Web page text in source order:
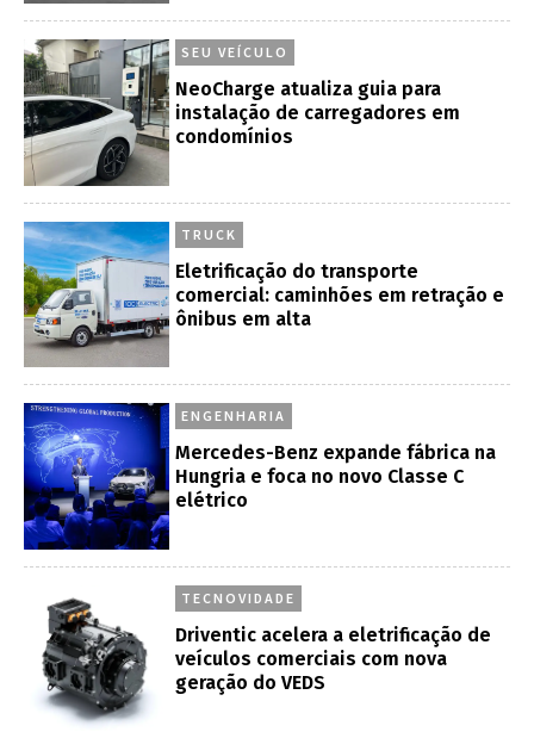
SEU VEÍCULO
NeoCharge atualiza guia para
instalação de carregadores em
condomínios
TRUCK
Eletrificação do transporte
comercial: caminhões em retração e
ônibus em alta
ENGENHARIA
Mercedes-Benz expande fábrica na
Hungria e foca no novo Classe C
elétrico
TECNOVIDADE
Driventic acelera a eletrificação de
veículos comerciais com nova
geração do VEDS